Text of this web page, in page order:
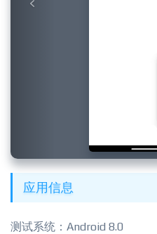
应用信息
测试系统：Android 8.0